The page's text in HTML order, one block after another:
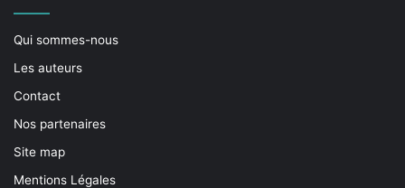
Qui sommes-nous
Les auteurs
Contact
Nos partenaires
Site map
Mentions Légales